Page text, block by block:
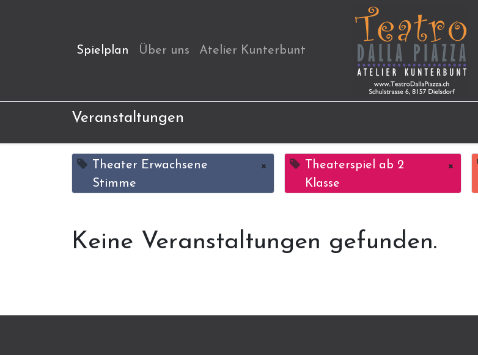
Spielplan Über uns Atelier Kunterbunt
Veranstaltungen
Theater Erwachsene
Stimme
×
Theaterspiel ab 2
Klasse
×
Keine Veranstaltungen gefunden.